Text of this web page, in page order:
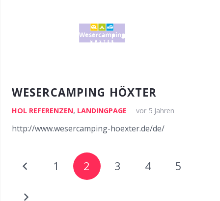
WESERCAMPING HÖXTER
HOL REFERENZEN, LANDINGPAGE vor 5 Jahren
http://www.wesercamping-hoexter.de/de/
1 2 3 4 5